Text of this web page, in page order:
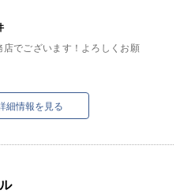
でございます！よろしくお願
細情報を見る